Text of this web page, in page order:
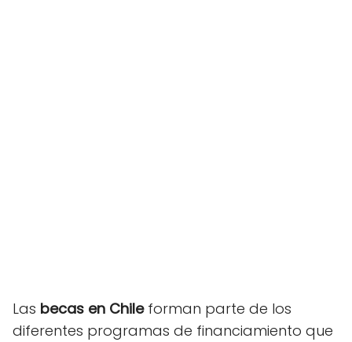
Las becas en Chileforman parte de los
diferentes programas de financiamiento que